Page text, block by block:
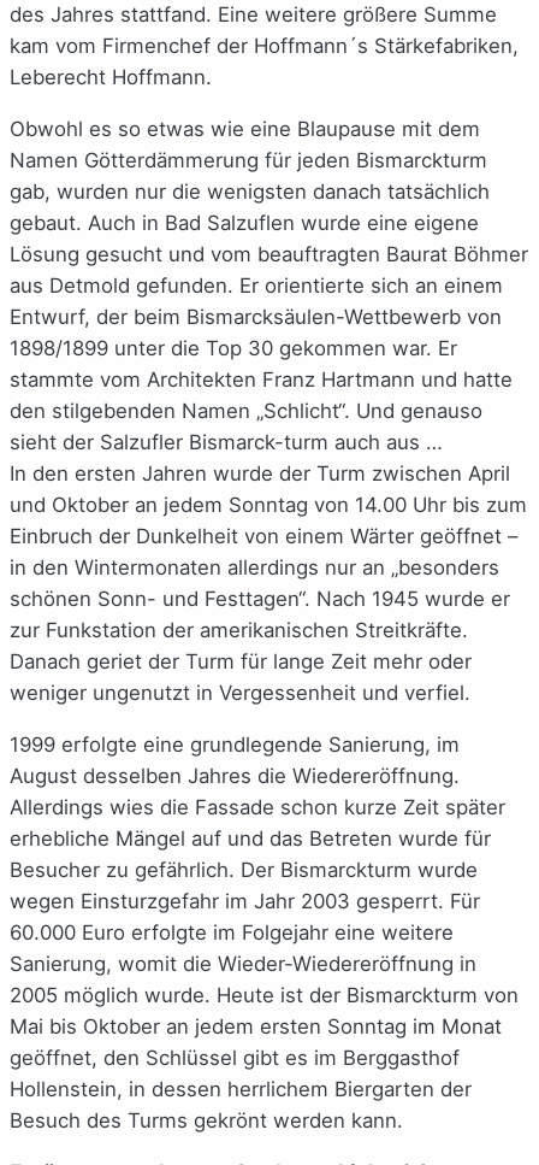
des Jahres stattfand. Eine weitere größere Summe
kam vom Firmenchef der Hoffmann´s Stärkefabriken,
Leberecht Hoffmann.
Obwohl es so etwas wie eine Blaupause mit dem
Namen Götterdämmerung für jeden Bismarckturm
gab, wurden nur die wenigsten danach tatsächlich
gebaut. Auch in Bad Salzuflen wurde eine eigene
Lösung gesucht und vom beauftragten Baurat Böhmer
aus Detmold gefunden. Er orientierte sich an einem
Entwurf, der beim Bismarcksäulen-Wettbewerb von
1898/1899 unter die Top 30 gekommen war. Er
stammte vom Architekten Franz Hartmann und hatte
den stilgebenden Namen „Schlicht“. Und genauso
sieht der Salzufler Bismarck-turm auch aus …
In den ersten Jahren wurde der Turm zwischen April
und Oktober an jedem Sonntag von 14.00 Uhr bis zum
Einbruch der Dunkelheit von einem Wärter geöffnet –
in den Wintermonaten allerdings nur an „besonders
schönen Sonn- und Festtagen“. Nach 1945 wurde er
zur Funkstation der amerikanischen Streitkräfte.
Danach geriet der Turm für lange Zeit mehr oder
weniger ungenutzt in Vergessenheit und verfiel.
1999 erfolgte eine grundlegende Sanierung, im
August desselben Jahres die Wiedereröffnung.
Allerdings wies die Fassade schon kurze Zeit später
erhebliche Mängel auf und das Betreten wurde für
Besucher zu gefährlich. Der Bismarckturm wurde
wegen Einsturzgefahr im Jahr 2003 gesperrt. Für
60.000 Euro erfolgte im Folgejahr eine weitere
Sanierung, womit die Wieder-Wiedereröffnung in
2005 möglich wurde. Heute ist der Bismarckturm von
Mai bis Oktober an jedem ersten Sonntag im Monat
geöffnet, den Schlüssel gibt es im Berggasthof
Hollenstein, in dessen herrlichem Biergarten der
Besuch des Turms gekrönt werden kann.